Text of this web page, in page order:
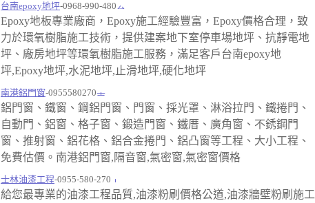
台南epoxy地坪-0968-990-480
Epoxy地板專業廠商，Epoxy施工經驗豐富，Epoxy價格合理，致
力於環氧樹脂施工技術，提供建案地下室停車場地坪、抗靜電地
坪、廠房地坪等環氧樹脂施工服務，滿足客戶台南epoxy地
坪,Epoxy地坪,水泥地坪,止滑地坪,硬化地坪
南港鋁門窗-0955580270
鋁門窗、鐵窗、鋼鋁門窗、門窗、採光罩、淋浴拉門、鐵捲門、
自動門、鋁窗、格子窗、鍛造門窗、鐵厝、廣角窗、不銹鋼門
窗、推射窗、鋁花格、鋁合金捲門、鋁凸窗等工程、大小工程、
免費估價。南港鋁門窗,隔音窗,氣密窗,氣密窗價格
士林油漆工程-0955-580-270
給您最專業的油漆工程品質,油漆粉刷價格公道,油漆牆壁粉刷施工